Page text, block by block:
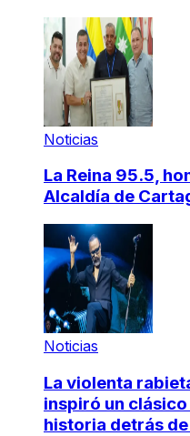
Noticias
La Reina 95.5,
Alcaldía de
Noticias
La violenta
inspiró un
historia detrás